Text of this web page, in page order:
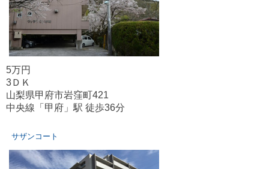
5万円
3ＤＫ
山梨県甲府市岩窪町421
中央線「甲府」駅 徒歩36分
サザンコート